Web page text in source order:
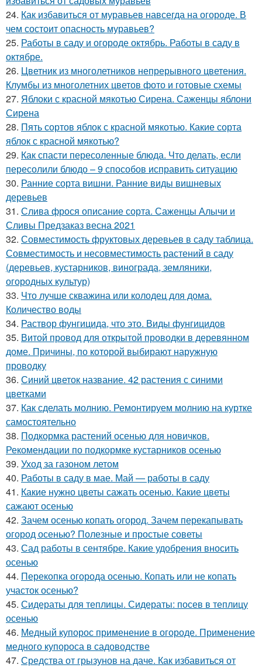
24. Как избавиться от муравьев навсегда на огороде. В
чем состоит опасность муравьев?
25. Работы в саду и огороде октябрь. Работы в саду в
октябре.
26. Цветник из многолетников непрерывного цветения.
Клумбы из многолетних цветов фото и готовые схемы
27. Яблоки с красной мякотью Сирена. Саженцы яблони
Сирена
28. Пять сортов яблок с красной мякотью. Какие сорта
яблок с красной мякотью?
29. Как спасти пересоленные блюда. Что делать, если
пересолили блюдо – 9 способов исправить ситуацию
30. Ранние сорта вишни. Ранние виды вишневых
деревьев
31. Слива фрося описание сорта. Саженцы Алычи и
Сливы Предзаказ весна 2021
32. Совместимость фруктовых деревьев в саду таблица.
Совместимость и несовместимость растений в саду
(деревьев, кустарников, винограда, земляники,
огородных культур)
33. Что лучше скважина или колодец для дома.
Количество воды
34. Раствор фунгицида, что это. Виды фунгицидов
35. Витой провод для открытой проводки в деревянном
доме. Причины, по которой выбирают наружную
проводку
36. Синий цветок название. 42 растения с синими
цветками
37. Как сделать молнию. Ремонтируем молнию на куртке
самостоятельно
38. Подкормка растений осенью для новичков.
Рекомендации по подкормке кустарников осенью
39. Уход за газоном летом
40. Работы в саду в мае. Май — работы в саду
41. Какие нужно цветы сажать осенью. Какие цветы
сажают осенью
42. Зачем осенью копать огород. Зачем перекапывать
огород осенью? Полезные и простые советы
43. Сад работы в сентябре. Какие удобрения вносить
осенью
44. Перекопка огорода осенью. Копать или не копать
участок осенью?
45. Сидераты для теплицы. Сидераты: посев в теплицу
осенью
46. Медный купорос применение в огороде. Применение
медного купороса в садоводстве
47. Средства от грызунов на даче. Как избавиться от